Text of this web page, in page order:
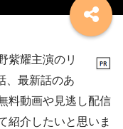
紫耀主演のリ
、最新話のあ
料動画や見逃し配信
紹介したいと思いま